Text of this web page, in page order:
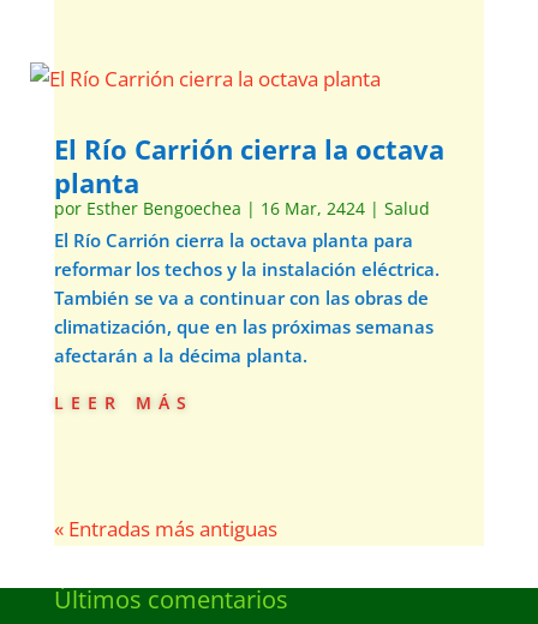
El Río Carrión cierra la octava
planta
por Esther Bengoechea | 16 Mar, 2424| Salud
El Río Carrión cierra la octava planta para
reformar los techos y la instalación eléctrica.
También se va a continuar con las obras de
climatización, que en las próximas semanas
afectarán a la décima planta.
leer más
« Entradas más antiguas
Últimos comentarios